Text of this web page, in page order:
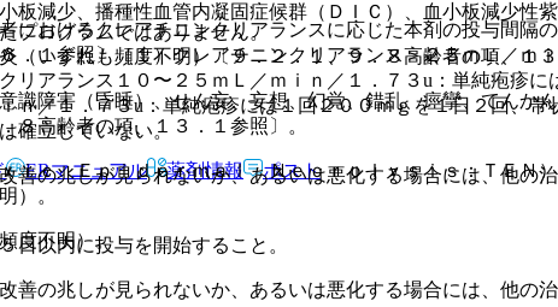
減少、播種性血管内凝固症候群（ＤＩＣ）、血小板減少性紫
いずれも頻度不明）〔９．２．１、９．８高齢者の項、１
障害（昏睡）、せん妄、妄想、幻覚、錯乱、痙攣、てんか
８高齢者の項、１３．１参照〕。
ｉｃ Ｅｐｉｄｅｒｍａｌ Ｎｅｃｒｏｌｙｓｉｓ：ＴＥＮ
）。
度不明）。
おけるクレアチニンクリアランスに応じた本剤の投与間隔
．１参照〕［１）クレアチニンクリアランス＞２５ｍＬ／
リアランス１０〜２５ｍＬ／ｍｉｎ／１．７３u：単純疱疹
ｎ／１．７３u：単純疱疹には１回２００ｍｇを１日２回、
確立していない。
の兆しが見られないか、あるいは悪化する場合には、他の
以内に投与を開始すること。
の兆しが見られないか、あるいは悪化する場合には、他の治
プログラムではありません。
ERマニュアル 薬剤情報 ポスト